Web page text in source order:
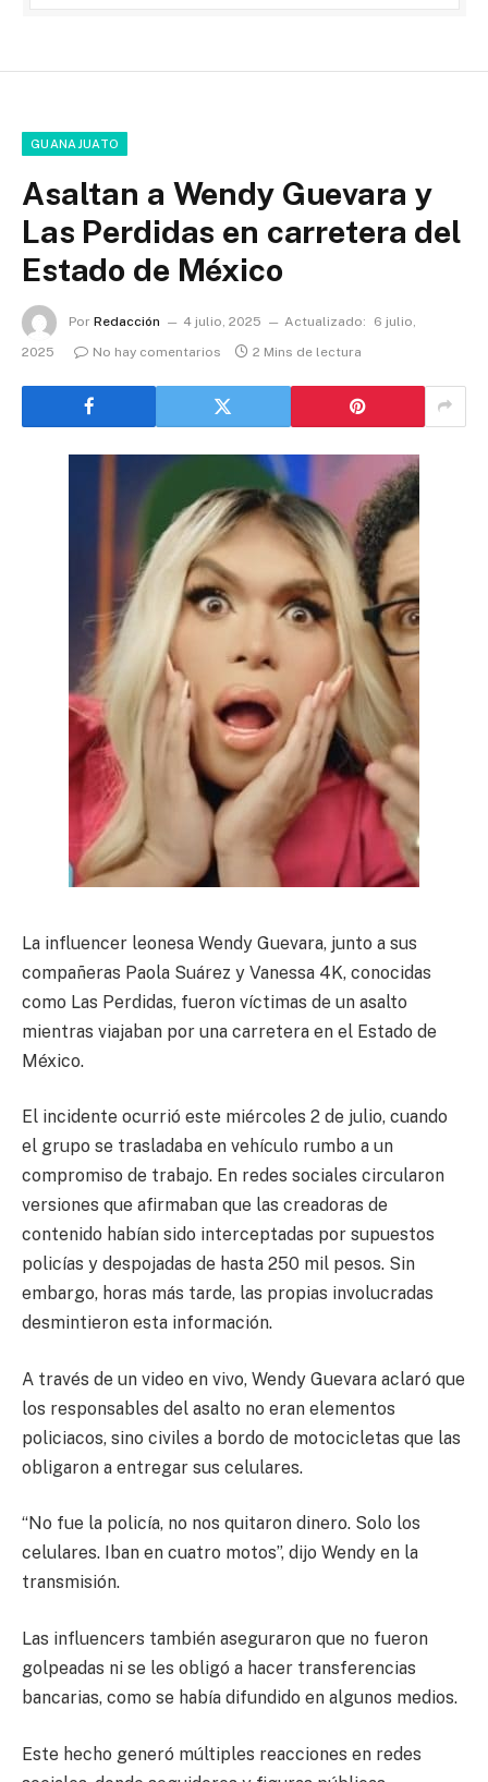
GUANAJUATO
Asaltan a Wendy Guevara y
Las Perdidas en carretera del
Estado de México
Por Redacción 4 julio, 2025 Actualizado:
6 julio,
2025
No hay comentarios 2 Mins de lectura
La influencer leonesa Wendy Guevara, junto a sus
compañeras Paola Suárez y Vanessa 4K, conocidas
como Las Perdidas, fueron víctimas de un asalto
mientras viajaban por una carretera en el Estado de
México.
El incidente ocurrió este miércoles 2 de julio, cuando
el grupo se trasladaba en vehículo rumbo a un
compromiso de trabajo. En redes sociales circularon
versiones que afirmaban que las creadoras de
contenido habían sido interceptadas por supuestos
policías y despojadas de hasta 250 mil pesos. Sin
embargo, horas más tarde, las propias involucradas
desmintieron esta información.
A través de un video en vivo, Wendy Guevara aclaró que
los responsables del asalto no eran elementos
policiacos, sino civiles a bordo de motocicletas que las
obligaron a entregar sus celulares.
“No fue la policía, no nos quitaron dinero. Solo los
celulares. Iban en cuatro motos”, dijo Wendy en la
transmisión.
Las influencers también aseguraron que no fueron
golpeadas ni se les obligó a hacer transferencias
bancarias, como se había difundido en algunos medios.
Este hecho generó múltiples reacciones en redes